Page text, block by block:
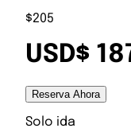
$205
USD$
Reserva Ahora
Solo ida